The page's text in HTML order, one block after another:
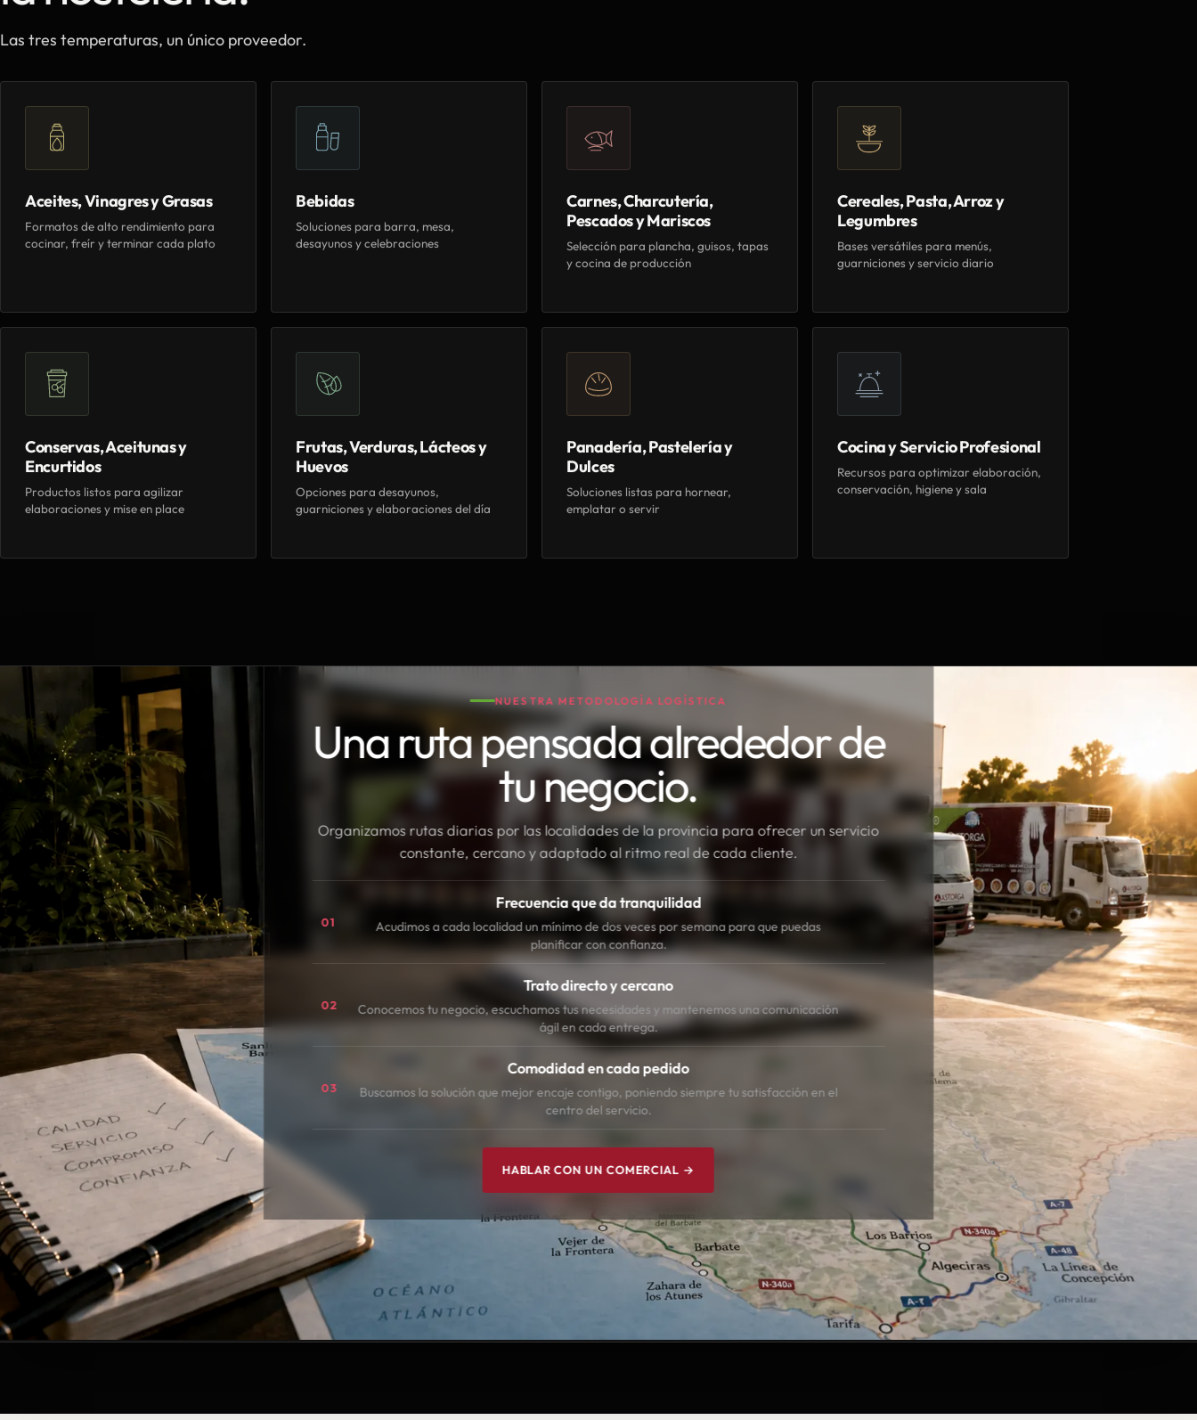
Las tres temperaturas, un único proveedor.
Aceites, Vinagres y Grasas
Formatos de alto rendimiento para
cocinar, freír y terminar cada plato
Bebidas
Soluciones para barra, mesa,
desayunos y celebraciones
Carnes, Charcutería,
Pescados y Mariscos
Selección para plancha, guisos, tapas
y cocina de producción
Cereales, Pasta, Arroz y
Legumbres
Bases versátiles para menús,
guarniciones y servicio diario
Conservas, Aceitunas y
Encurtidos
Productos listos para agilizar
elaboraciones y mise en place
Frutas, Verduras, Lácteos y
Huevos
Opciones para desayunos,
guarniciones y elaboraciones del día
Panadería, Pastelería y
Dulces
Soluciones listas para hornear,
emplatar o servir
Cocina y Servicio Profesional
Recursos para optimizar elaboración,
conservación, higiene y sala
NUESTRA METODOLOGÍA LOGÍSTICA
Una ruta pensada alrededor de
tu negocio.
Organizamos rutas diarias por las localidades de la provincia para ofrecer un servicio
constante, cercano y adaptado al ritmo real de cada cliente.
01
Frecuencia que da tranquilidad
Acudimos a cada localidad un mínimo de dos veces por semana para que puedas
planificar con confianza.
02
Trato directo y cercano
Conocemos tu negocio, escuchamos tus necesidades y mantenemos una comunicación
ágil en cada entrega.
03
Comodidad en cada pedido
Buscamos la solución que mejor encaje contigo, poniendo siempre tu satisfacción en el
centro del servicio.
HABLAR CON UN COMERCIAL →